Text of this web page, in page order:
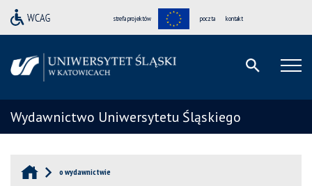
strefa projektów poczta kontakt
Wydawnictwo Uniwersytetu Śląskiego
o wydawnictwie